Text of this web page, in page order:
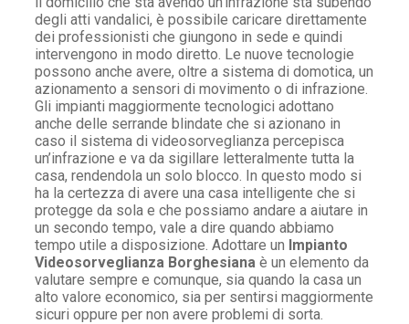
degli atti vandalici, è possibile caricare direttamente
dei professionisti che giungono in sede e quindi
intervengono in modo diretto. Le nuove tecnologie
possono anche avere, oltre a sistema di domotica, un
azionamento a sensori di movimento o di infrazione.
Gli impianti maggiormente tecnologici adottano
anche delle serrande blindate che si azionano in
caso il sistema di videosorveglianza percepisca
un’infrazione e va da sigillare letteralmente tutta la
casa, rendendola un solo blocco. In questo modo si
ha la certezza di avere una casa intelligente che si
protegge da sola e che possiamo andare a aiutare in
un secondo tempo, vale a dire quando abbiamo
tempo utile a disposizione. Adottare un Impianto
Videosorveglianza Borghesiana è un elemento da
valutare sempre e comunque, sia quando la casa un
alto valore economico, sia per sentirsi maggiormente
sicuri oppure per non avere problemi di sorta.